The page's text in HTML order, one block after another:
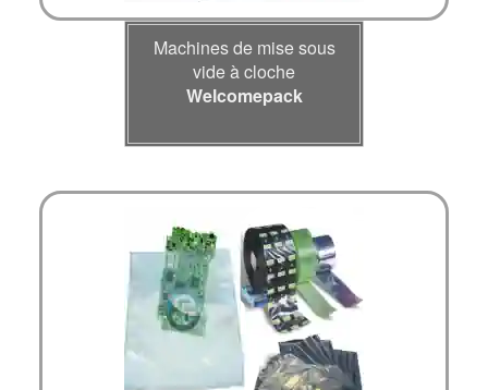
Machines de mise sous
vide à cloche
Welcomepack